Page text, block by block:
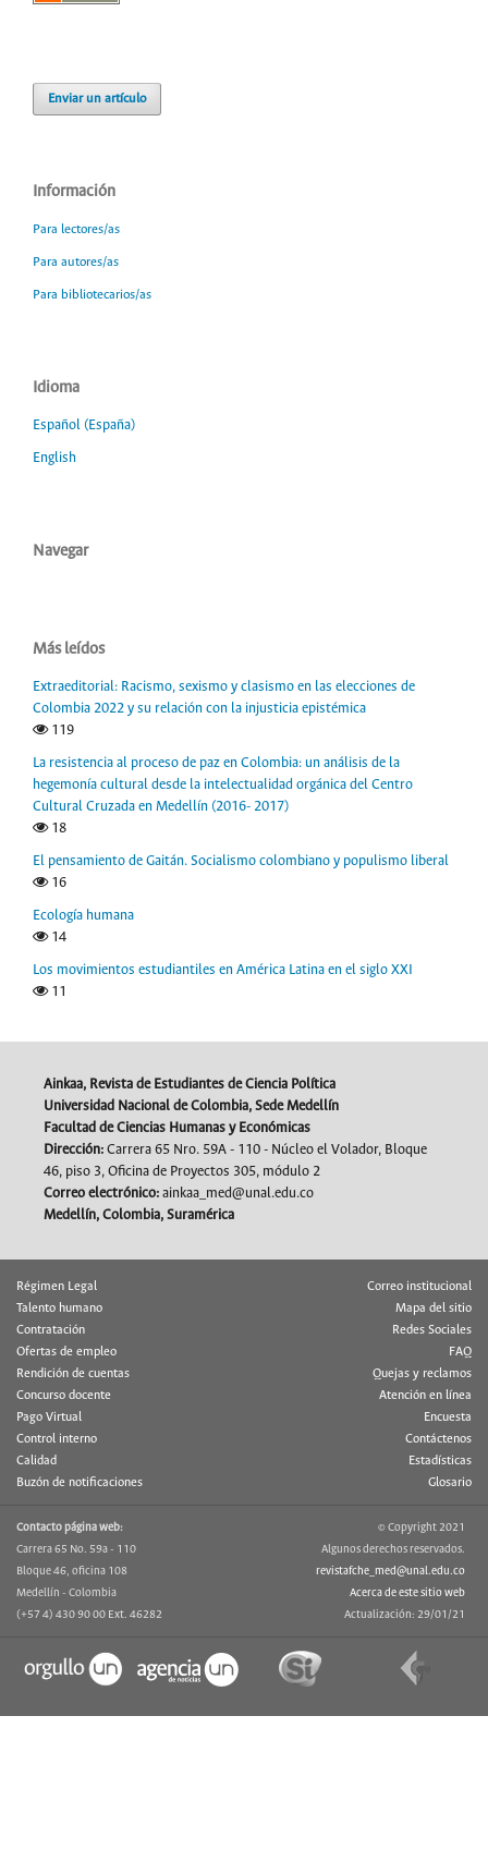
Enviar un artículo
Información
Para lectores/as
Para autores/as
Para bibliotecarios/as
Idioma
Español (España)
English
Navegar
Más leídos
Extraeditorial: Racismo, sexismo y clasismo en las elecciones de
Colombia 2022 y su relación con la injusticia epistémica
119
La resistencia al proceso de paz en Colombia: un análisis de la
hegemonía cultural desde la intelectualidad orgánica del Centro
Cultural Cruzada en Medellín (2016- 2017)
18
El pensamiento de Gaitán. Socialismo colombiano y populismo liberal
16
Ecología humana
14
Los movimientos estudiantiles en América Latina en el siglo XXI
11
Ainkaa, Revista de Estudiantes de Ciencia Política
Universidad Nacional de Colombia, Sede Medellín
Facultad de Ciencias Humanas y Económicas
Dirección: Carrera 65 Nro. 59A - 110 - Núcleo el Volador, Bloque
46, piso 3, Oficina de Proyectos 305, módulo 2
Correo electrónico: ainkaa_med@unal.edu.co
Medellín, Colombia, Suramérica
Régimen Legal
Talento humano
Contratación
Ofertas de empleo
Rendición de cuentas
Concurso docente
Pago Virtual
Control interno
Calidad
Buzón de notificaciones
Correo institucional
Mapa del sitio
Redes Sociales
FAQ
Quejas y reclamos
Atención en línea
Encuesta
Contáctenos
Estadísticas
Glosario
Contacto página web:
Carrera 65 No. 59a - 110
Bloque 46, oficina 108
Medellín - Colombia
(+57 4) 430 90 00 Ext. 46282
© Copyright 2021
Algunos derechos reservados.
revistafche_med@unal.edu.co
Acerca de este sitio web
Actualización: 29/01/21